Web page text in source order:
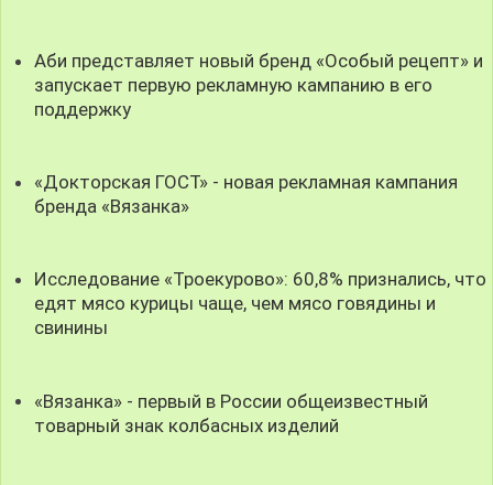
Аби представляет новый бренд «Особый рецепт» и
запускает первую рекламную кампанию в его
поддержку
«Докторская ГОСТ» - новая рекламная кампания
бренда «Вязанка»
Исследование «Троекурово»: 60,8% признались, что
едят мясо курицы чаще, чем мясо говядины и
свинины
«Вязанка» - первый в России общеизвестный
товарный знак колбасных изделий